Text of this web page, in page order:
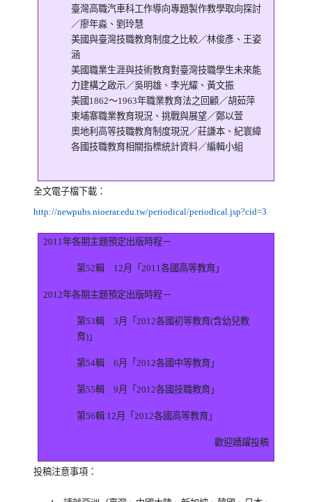
臺灣高職汽車科工作導向專題製作教學取向探討
／廖年淼、劉玲慧
美國與臺灣技職教育制度之比較／林俊彥、王姿
涵
美國職業生涯與技術教育對臺灣技職學生未來能
力建構之啟示／吳明雄、李光耀、黃文振
美國 1862～1963年職業教育法之回顧／胡茹萍
柬埔寨職業教育現況、挑戰與展望／鄭以萱
奧地利高等技職教育制度現況／莊謙本、紀寰緯
各國技職教育相關指標統計資料／編輯小組
全文電子檔下載：
http://newpubs.nioerar.edu.tw/periodical/periodical.jsp?cid=3
2011年各期主題預定出版時程－
第52輯 12月「2011各國高等教育」
2012年各期主題預定出版時程－
第53輯3月「2012各國初等教育(含幼兒教
育) 」
第54輯6月「2012各國中等教育」
第55輯9月「2012各國技職教育」
第56輯 12月「2012各國高等教育」
歡迎踴躍投稿
投稿注意事項：